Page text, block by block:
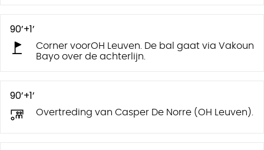
90’+1’
Corner voorOH Leuven. De bal gaat via Vakoun
Bayo over de achterlijn.
90’+1’
Overtreding van Casper De Norre (OH Leuven).